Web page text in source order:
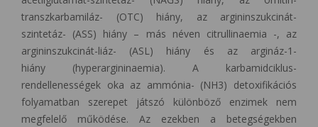
transzkarbamiláz- (OTC) hiány, az argininszukcinát-
szintetáz- (ASS) hiány – más néven citrullinaemia -, az
argininszukcinát-liáz- (ASL) hiány és az argináz-1-
hiány (hyperargininaemia). A karbamidciklus-
rendellenességek oka az ammónia- (NH3) detoxifikációs
folyamatban szerepet játszó különböző enzimek nem
megfelelő működése. Az ezekben a betegségekben